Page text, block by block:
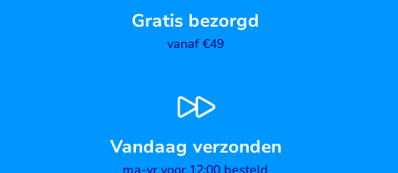
Gratis bezorgd
vanaf €49
Vandaag verzonden